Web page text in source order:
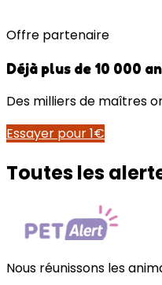
Offre partenaire
Déjà plus de 10 000
Des milliers de maîtres
Essayer pour 1€
Toutes les
Nous réunissons les